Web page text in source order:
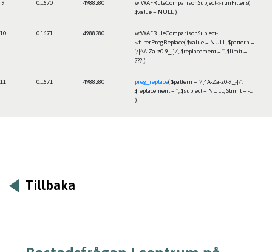
9 0.1670 4988280
wfWAFRuleComparisonSubject->runFilters(
$value = NULL )
10 0.1671 4988280
wfWAFRuleComparisonSubject-
>filterPregReplace($value = NULL
$pattern =
'/[^A-Za-z0-9_-]/' $replacement = '' $limit =
??? )
11 0.1671 4988280 preg_replace($pattern = '/[^A-Za-z0-9_-]/'
$replacement = '' $subject = NULL $limit = -1
)
Tillbaka